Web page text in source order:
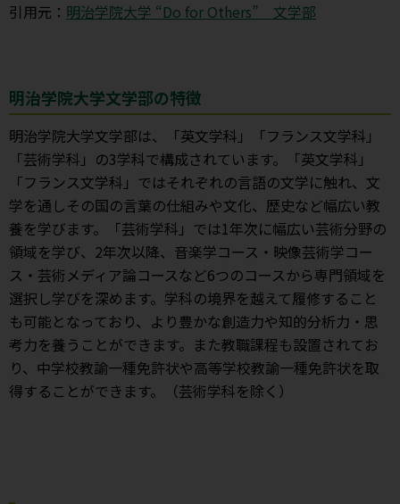
引用元： 明治学院大学 “Do for Others” 文学部
明治学院大学文学部の特徴
明治学院大学文学部は、「英文学科」「フランス文学科」
「芸術学科」の3学科で構成されています。「英文学科」
「フランス文学科」ではそれぞれの言語の文学に触れ、文
学を通しその国の言葉の仕組みや文化、歴史など幅広い教
養を学びます。「芸術学科」では1年次に幅広い芸術分野の
領域を学び、2年次以降、音楽学コース・映像芸術学コー
ス・芸術メディア論コースなど6つのコースから専門領域を
選択し学びを深めます。学科の境界を越えて履修すること
も可能となっており、より豊かな創造力や知的分析力・思
考力を養うことができます。また教職課程も設置されてお
り、中学校教諭一種免許状や高等学校教諭一種免許状を取
得することができます。（芸術学科を除く）